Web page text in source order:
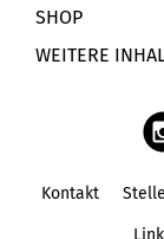
SHOP
WEITERE
Kontakt